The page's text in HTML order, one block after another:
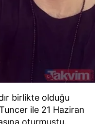
birlikte olduğu
ile 21 Haziran
oturmuştu.